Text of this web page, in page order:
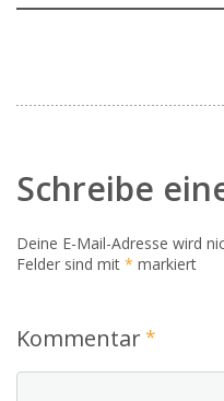
Schreibe
Deine E-Mail-Adresse wird
Felder sind mit * markiert
Kommentar*